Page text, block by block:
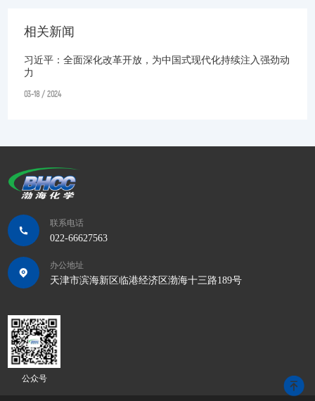
相关新闻
习近平：全面深化改革开放，为中国式现代化持续注入强劲动
力
03-18 / 2024
联系电话
022-66627563
办公地址
天津市滨海新区临港经济区渤海十三路189号
公众号